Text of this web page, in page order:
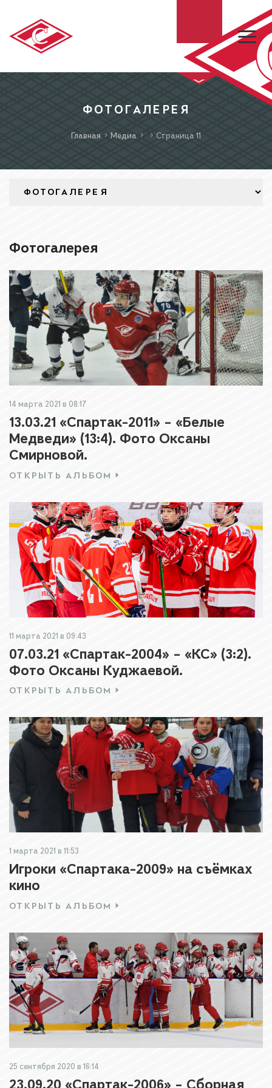
МХК «СПАРТАК»
ФОТОГАЛЕРЕЯ
Главная Медиа Страница 11
Фотогалерея
14 марта 2021 в 08:17
13.03.21 «Спартак-2011» – «Белые
Медведи» (13:4). Фото Оксаны
Смирновой.
ОТКРЫТЬ АЛЬБОМ
11 марта 2021 в 09:43
07.03.21 «Спартак-2004» – «КС» (3:2).
Фото Оксаны Куджаевой.
ОТКРЫТЬ АЛЬБОМ
1 марта 2021 в 11:53
Игроки «Спартака-2009» на съёмках
кино
ОТКРЫТЬ АЛЬБОМ
25 сентября 2020 в 16:14
23.09.20 «Спартак-2006» – Сборная